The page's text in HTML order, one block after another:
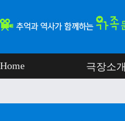
Home 극장소개